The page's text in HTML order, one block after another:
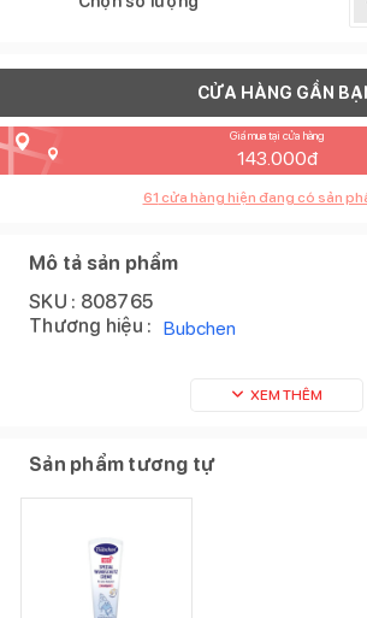
CỬA HÀNG GẦN
Giá mua tại cửa hàng
143.000đ
61 cửa hàng hiện đang có sản
Mô tả sản phẩm
SKU : 808765
Thương hiệu : Bubchen
XEM THÊM
Sản phẩm tương tự